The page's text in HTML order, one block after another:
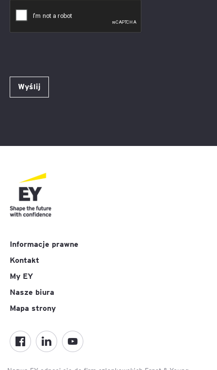
Wyślij
Informacje prawne
Kontakt
My EY
Nasze biura
Mapa strony